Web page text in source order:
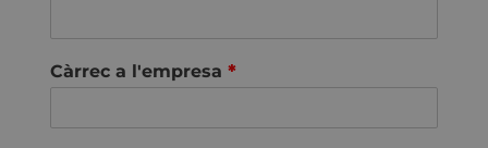
Càrrec a l'empresa *